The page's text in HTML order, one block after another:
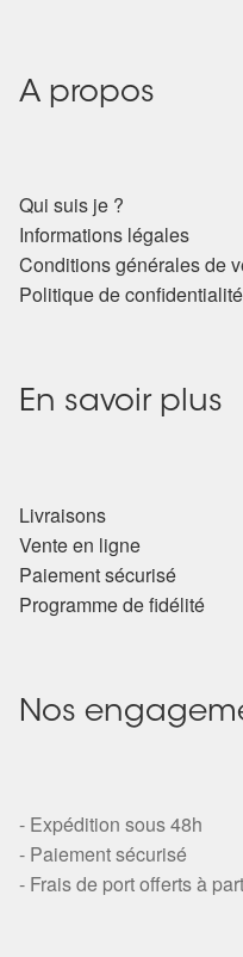
A propos
Qui suis je ?
Informations légales
Conditions générales de
Politique de confidentialité
En savoir plus
Livraisons
Vente en ligne
Paiement sécurisé
Programme de fidélité
Nos
- Expédition sous 48h
- Paiement sécurisé
- Frais de port offerts à